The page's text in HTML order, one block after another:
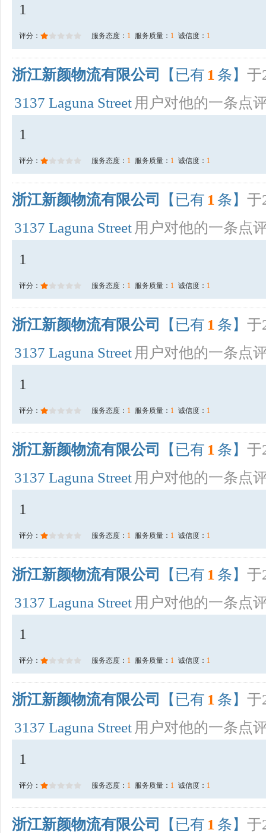
1
评分： 服务态度： 1 服务质量： 1 诚信度： 1
浙江新颜物流有限公司 【已有 1 条】 于
3137 Laguna Street 用户对他的一条点
1
评分： 服务态度： 1 服务质量： 1 诚信度： 1
浙江新颜物流有限公司 【已有 1 条】 于
3137 Laguna Street 用户对他的一条点
1
评分： 服务态度： 1 服务质量： 1 诚信度： 1
浙江新颜物流有限公司 【已有 1 条】 于
3137 Laguna Street 用户对他的一条点
1
评分： 服务态度： 1 服务质量： 1 诚信度： 1
浙江新颜物流有限公司 【已有 1 条】 于
3137 Laguna Street 用户对他的一条点
1
评分： 服务态度： 1 服务质量： 1 诚信度： 1
浙江新颜物流有限公司 【已有 1 条】 于
3137 Laguna Street 用户对他的一条点
1
评分： 服务态度： 1 服务质量： 1 诚信度： 1
浙江新颜物流有限公司 【已有 1 条】 于
3137 Laguna Street 用户对他的一条点
1
评分： 服务态度： 1 服务质量： 1 诚信度： 1
浙江新颜物流有限公司 【已有 1 条】 于